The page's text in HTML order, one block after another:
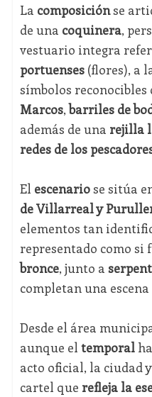
La composiciónse
de una coquinera,
vestuario integra
portuenses(flores), a
símbolos reconocibles
Marcos,barriles de
además de una rejilla
redes de los
El escenariose sitúa
de Villarreal y
elementos tan
representado como si
bronce, junto a
completan una
Desde el área
aunque el temporal
acto oficial, la ciudad
cartel que refleja la